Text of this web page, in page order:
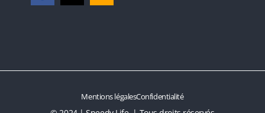
Mentions légalesConfidentialité